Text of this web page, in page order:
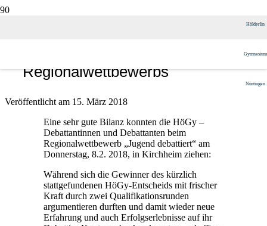
Hölderlin
Gymnasium
Nürtingen
Regionalwettbewerbs
Veröffentlicht am 15. März 2018
Eine sehr gute Bilanz konnten die HöGy –
Debattantinnen und Debattanten beim
Regionalwettbewerb „Jugend debattiert“ am
Donnerstag, 8.2. 2018, in Kirchheim ziehen:
Während sich die Gewinner des kürzlich
stattgefundenen HöGy-Entscheids mit frischer
Kraft durch zwei Qualifikationsrunden
argumentieren durften und damit wieder neue
Erfahrung und auch Erfolgserlebnisse auf ihr